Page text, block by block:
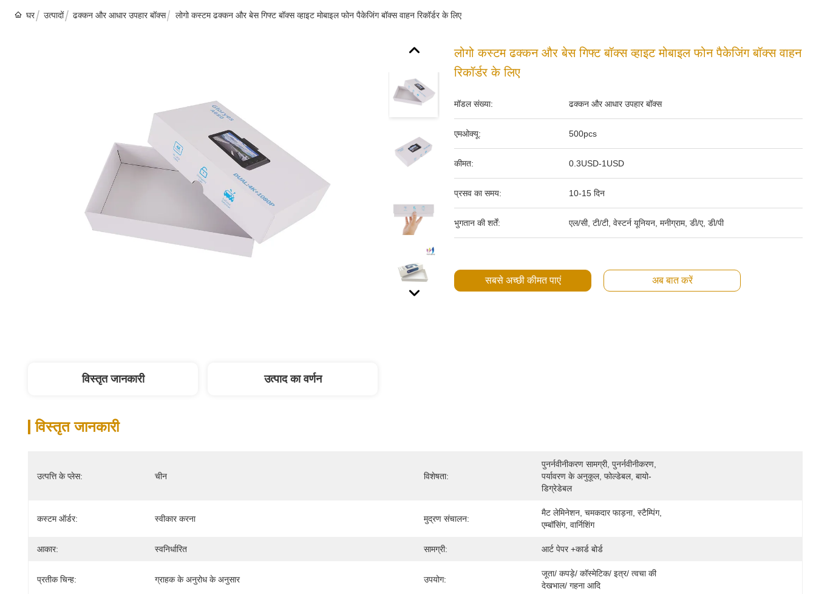
घर उत्पादों ढक्कन और आधार उपहार बॉक्स लोगो कस्टम ढक्कन और बेस गिफ्ट बॉक्स व्हाइट मोबाइल फोन पैकेजिंग बॉक्स वाहन रिकॉर्डर के लिए
लोगो कस्टम ढक्कन और बेस गिफ्ट बॉक्स व्हाइट मोबाइल फोन पैकेजिंग बॉक्स वाहन
रिकॉर्डर के लिए
मॉडल संख्या: ढक्कन और आधार उपहार बॉक्स
एमओक्यू: 500pcs
कीमत: 0.3USD-1USD
प्रसव का समय: 10-15 दिन
भुगतान की शर्तें: एल/सी, टी/टी, वेस्टर्न यूनियन, मनीग्राम, डी/ए, डी/पी
सबसे अच्छी कीमत पाएं अब बात करें
विस्तृत जानकारी उत्पाद का वर्णन
विस्तृत जानकारी
उत्पत्ति के प्लेस: चीन विशेषता:
पुनर्नवीनीकरण सामग्री, पुनर्नवीनीकरण,
पर्यावरण के अनुकूल, फोल्डेबल, बायो-
डिग्रेडेबल
कस्टम ऑर्डर: स्वीकार करना मुद्रण संचालन:
मैट लेमिनेशन, चमकदार फाड़ना, स्टैम्पिंग,
एम्बॉसिंग, वार्निशिंग
आकार: स्वनिर्धारित सामग्री: आर्ट पेपर +कार्ड बोर्ड
प्रतीक चिन्ह: ग्राहक के अनुरोध के अनुसार उपयोग:
जूता/ कपड़े/ कॉस्मेटिक/ इत्र/ त्वचा की
देखभाल/ गहना आदि